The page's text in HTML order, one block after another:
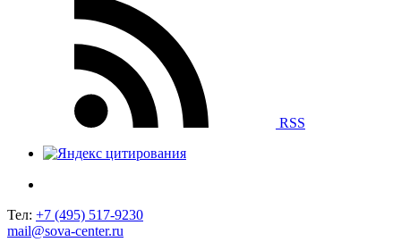
RSS
Тел: +7 (495) 517-9230
mail@sova-center.ru